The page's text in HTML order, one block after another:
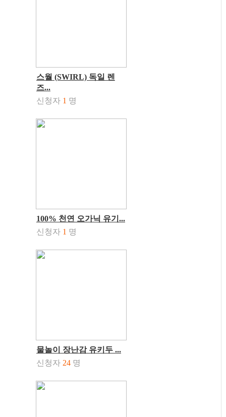
스월 (SWIRL) 독일 렌
즈...
신청자 1 명
100% 천연 오가닉 유기...
신청자 1 명
물놀이 장난감 유키두 ...
신청자 24 명